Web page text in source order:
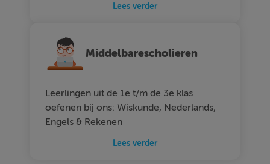
Lees verder
Middelbarescholieren
Leerlingen uit de 1e t/m de 3e klas
oefenen bij ons: Wiskunde, Nederlands,
Engels & Rekenen
Lees verder